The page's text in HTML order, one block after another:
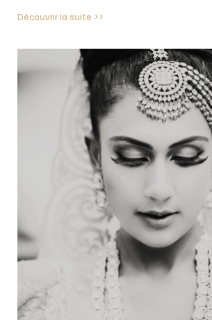
Découvrir la suite >>